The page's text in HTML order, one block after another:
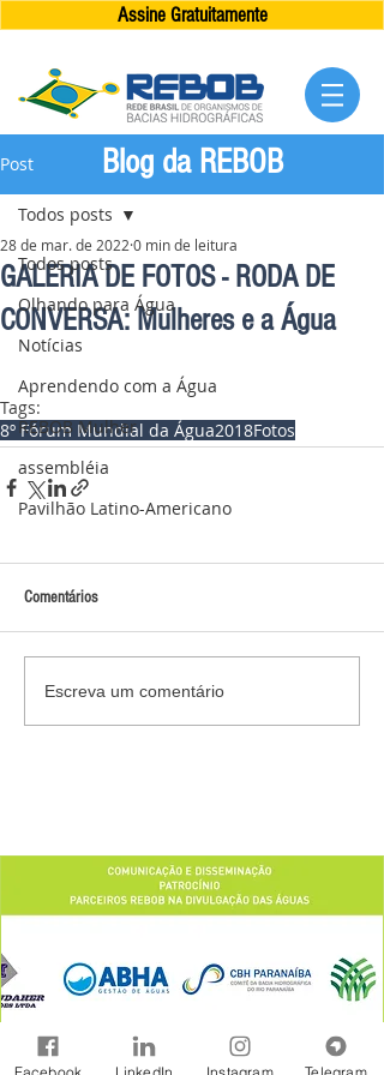
Assine Gratuitamente
Post
Todos posts
Olhando para Água
Notícias
Aprendendo com a Água
REBOB Mulher
assembléia
Pavilhão Latino-Americano
Todos posts
GALERIA DE FOTOS - RODA DE
CONVERSA: Mulheres e a Água
28 de mar. de 2022 0 min de leitura
Tags:
8º Fórum Mundial da Água2018Fotos
Comentários
Escreva um comentário
Blog da REBOB
Facebook LinkedIn Instagram Telegram